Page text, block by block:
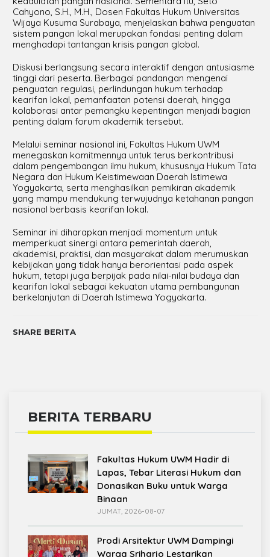
Cahyono, S.H., M.H., Dosen Fakultas Hukum Universitas
Wijaya Kusuma Surabaya, menjelaskan bahwa penguatan
sistem pangan lokal merupakan fondasi penting dalam
menghadapi tantangan krisis pangan global.
Diskusi berlangsung secara interaktif dengan antusiasme
tinggi dari peserta. Berbagai pandangan mengenai
penguatan regulasi, perlindungan hukum terhadap
kearifan lokal, pemanfaatan potensi daerah, hingga
kolaborasi antar pemangku kepentingan menjadi bagian
penting dalam forum akademik tersebut.
Melalui seminar nasional ini, Fakultas Hukum UWM
menegaskan komitmennya untuk terus berkontribusi
dalam pengembangan ilmu hukum, khususnya Hukum Tata
Negara dan Hukum Keistimewaan Daerah Istimewa
Yogyakarta, serta menghasilkan pemikiran akademik
yang mampu mendukung terwujudnya ketahanan pangan
nasional berbasis kearifan lokal.
Seminar ini diharapkan menjadi momentum untuk
memperkuat sinergi antara pemerintah daerah,
akademisi, praktisi, dan masyarakat dalam merumuskan
kebijakan yang tidak hanya berorientasi pada aspek
hukum, tetapi juga berpijak pada nilai-nilai budaya dan
kearifan lokal sebagai kekuatan utama pembangunan
berkelanjutan di Daerah Istimewa Yogyakarta.
SHARE BERITA
BERITA TERBARU
Fakultas Hukum UWM Hadir di
Lapas, Tebar Literasi Hukum dan
Donasikan Buku untuk Warga
Binaan
JUMAT, 2026-08-07
Prodi Arsitektur UWM Dampingi
Warga Sriharjo Lestarikan